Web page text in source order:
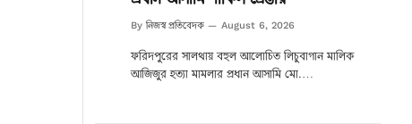
By নিজস্ব প্রতিবেদক August 6, 2026
ফরিদপুরের সালথায় বহুল আলোচিত লিচুবাগান মালিক
আজিজুর হত্যা মামলার প্রধান আসামি মো.…